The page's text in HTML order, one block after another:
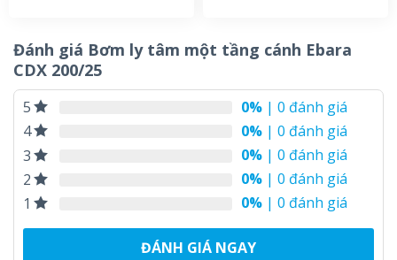
Đánh giá Bơm ly tâm một tầng cánh Ebara
CDX 200/25
5 0% | 0 đánh giá
4
0% | 0 đánh giá
3
0% | 0 đánh giá
2
0% | 0 đánh giá
1
0% | 0 đánh giá
ĐÁNH GIÁ NGAY